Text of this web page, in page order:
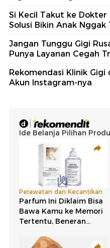
Si Kecil Takut ke Dokter
Solusi Bikin Anak Nggak
Jangan Tunggu Gigi
Punya Layanan Cegah
Rekomendasi Klinik
Akun Instagram-nya